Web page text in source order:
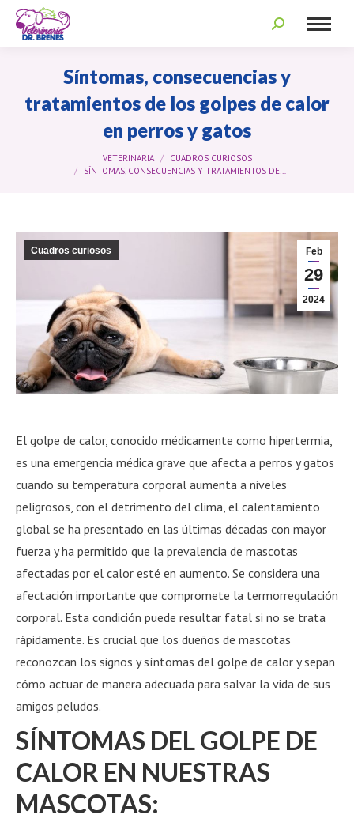
Search:
Síntomas, consecuencias y
tratamientos de los golpes de calor
en perros y gatos
VETERINARIA
CUADROS CURIOSOS
SÍNTOMAS, CONSECUENCIAS Y TRATAMIENTOS DE…
Feb
29
2024
Cuadros curiosos
El golpe de calor, conocido médicamente como hipertermia,
es una emergencia médica grave que afecta a perros y gatos
cuando su temperatura corporal aumenta a niveles
peligrosos, con el detrimento del clima, el calentamiento
global se ha presentado en las últimas décadas con mayor
fuerza y ha permitido que la prevalencia de mascotas
afectadas por el calor esté en aumento. Se considera una
afectación importante que compromete la termorregulación
corporal. Esta condición puede resultar fatal si no se trata
rápidamente. Es crucial que los dueños de mascotas
reconozcan los signos y síntomas del golpe de calor y sepan
cómo actuar de manera adecuada para salvar la vida de sus
amigos peludos.
SÍNTOMAS DEL GOLPE DE
CALOR EN NUESTRAS
MASCOTAS: